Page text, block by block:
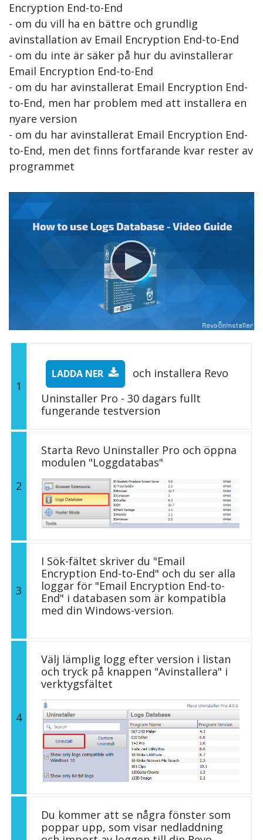
Encryption End-to-End
- om du vill ha en bättre och grundlig
avinstallation av Email Encryption End-to-End
- om du inte är säker på hur du avinstallerar
Email Encryption End-to-End
- om du har avinstallerat Email Encryption End-
to-End, men har problem med att installera en
nyare version
- om du har avinstallerat Email Encryption End-
to-End, men det finns fortfarande kvar rester av
programmet
1
LADDA NER
och installera Revo
Uninstaller Pro - 30 dagars fullt
fungerande testversion
2
Starta Revo Uninstaller Pro och öppna
modulen "Loggdatabas"
3
I Sök-fältet skriver du "Email
Encryption End-to-End" och du ser alla
loggar för "Email Encryption End-to-
End" i databasen som är kompatibla
med din Windows-version.
4
Välj lämplig logg efter version i listan
och tryck på knappen "Avinstallera" i
verktygsfältet
Du kommer att se några fönster som
poppar upp, som visar nedladdning